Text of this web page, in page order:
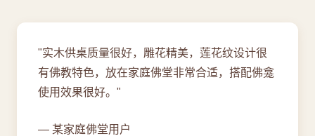
"实木供桌质量很好，雕花精美，莲花纹设计很
有佛教特色，放在家庭佛堂非常合适，搭配佛龛
使用效果很好。"
— 某家庭佛堂用户